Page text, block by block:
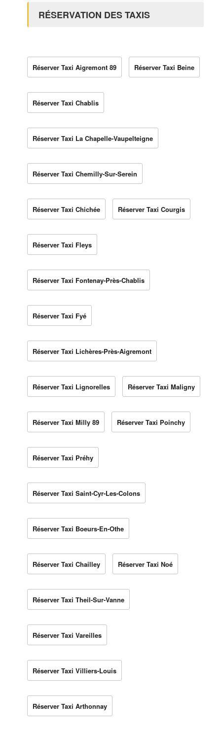
RÉSERVATION DES TAXIS
Réserver Taxi Aigremont 89 Réserver Taxi Beine
Réserver Taxi Chablis
Réserver Taxi La Chapelle-Vaupelteigne
Réserver Taxi Chemilly-Sur-Serein
Réserver Taxi Chichée Réserver Taxi Courgis
Réserver Taxi Fleys
Réserver Taxi Fontenay-Près-Chablis
Réserver Taxi Fyé
Réserver Taxi Lichères-Près-Aigremont
Réserver Taxi Lignorelles Réserver Taxi Maligny
Réserver Taxi Milly 89 Réserver Taxi Poinchy
Réserver Taxi Préhy
Réserver Taxi Saint-Cyr-Les-Colons
Réserver Taxi Boeurs-En-Othe
Réserver Taxi Chailley Réserver Taxi Noé
Réserver Taxi Theil-Sur-Vanne
Réserver Taxi Vareilles
Réserver Taxi Villiers-Louis
Réserver Taxi Arthonnay